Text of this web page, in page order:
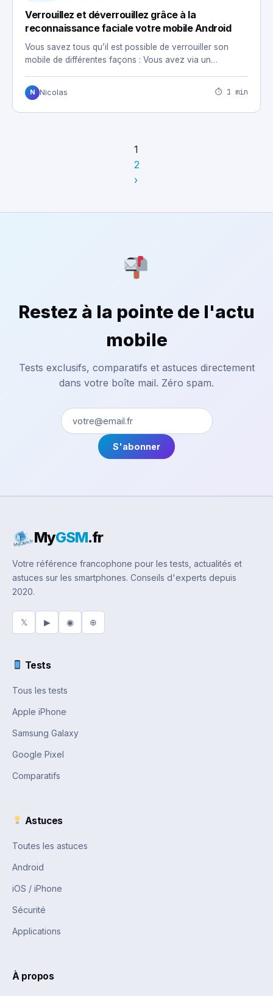
Verrouillez et déverrouillez grâce à la
reconnaissance faciale votre mobile Android
Vous savez tous qu’il est possible de verrouiller son
mobile de différentes façons : Vous avez via un…
N Nicolas ⏱ 1 min
1
2
›
Restez à la pointe de l'actu
mobile
Tests exclusifs, comparatifs et astuces directement
dans votre boîte mail. Zéro spam.
S'abonner
MyGSM.fr
Votre référence francophone pour les tests, actualités et
astuces sur les smartphones. Conseils d'experts depuis
2020.
𝕏 ▶ ◉ ⊕
Tests
Tous les tests
Apple iPhone
Samsung Galaxy
Google Pixel
Comparatifs
Astuces
Toutes les astuces
Android
iOS / iPhone
Sécurité
Applications
À propos